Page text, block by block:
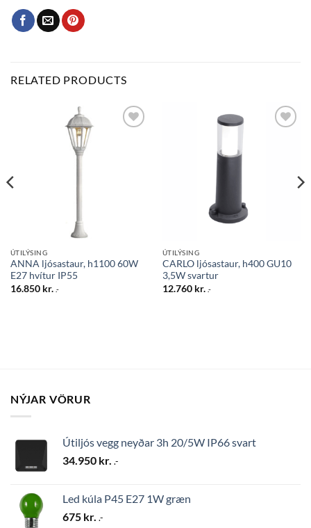
RELATED PRODUCTS
ÚTILÝSING
ANNA ljósastaur, h1100 60W
E27 hvítur IP55
16.850 kr. .-
ÚTILÝSING
CARLO ljósastaur, h400 GU10
3,5W svartur
12.760 kr. .-
NÝJAR VÖRUR
Útiljós vegg neyðar 3h 20/5W IP66 svart
34.950 kr. .-
Led kúla P45 E27 1W græn
675 kr. .-